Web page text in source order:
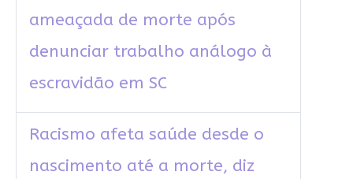
ameaçada de morte após
denunciar trabalho análogo à
escravidão em SC
Racismo afeta saúde desde o
nascimento até a morte, diz